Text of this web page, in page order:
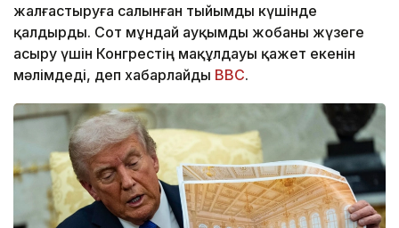
жалғастыруға салынған тыйымды күшінде
қалдырды. Сот мұндай ауқымды жобаны жүзеге
асыру үшін Конгрестің мақұлдауы қажет екенін
мәлімдеді, деп хабарлайды BBC.